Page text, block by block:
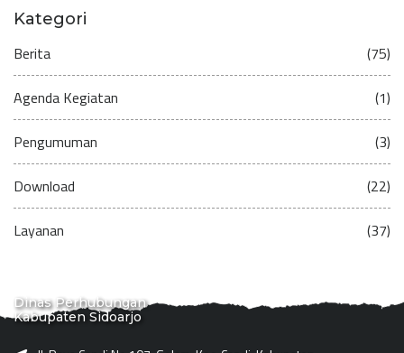
Kategori
Berita (75)
Agenda Kegiatan (1)
Pengumuman (3)
Download (22)
Layanan (37)
Dinas Perhubungan
Kabupaten Sidoarjo